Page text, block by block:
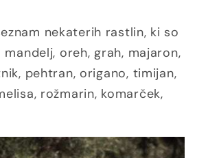
nekaterih rastlin, ki so
oreh, grah, majaron,
pehtran, origano, timijan,
rožmarin, komarček,